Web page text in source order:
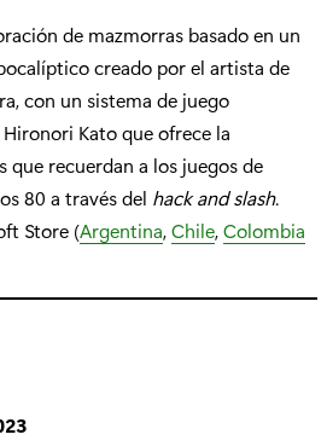
de mazmorras basado en un
creado por el artista de
con un sistema de juego
Kato que ofrece la
que recuerdan a los juegos de
80 a través del hack and slash.
Store (Argentina,Chile,Colombia